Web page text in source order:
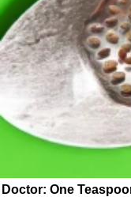
Doctor: One